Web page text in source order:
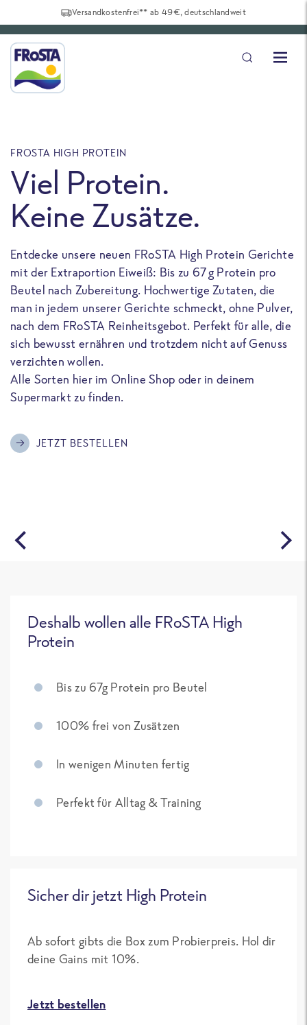
Versandkostenfrei** ab 49€, deutschlandweit
FROSTA HIGH PROTEIN
Viel Protein.
Keine Zusätze.
Entdecke unsere neuen FRoSTA High Protein Gerichte
mit der Extraportion Eiweiß: Bis zu 67 g Protein pro
Beutel nach Zubereitung. Hochwertige Zutaten, die
man in jedem unserer Gerichte schmeckt, ohne Pulver,
nach dem FRoSTA Reinheitsgebot. Perfekt für alle, die
sich bewusst ernähren und trotzdem nicht auf Genuss
verzichten wollen.
Alle Sorten hier im Online Shop oder in deinem
Supermarkt zu finden.
JETZT BESTELLEN
Deshalb wollen alle FRoSTA High
Protein
Bis zu 67g Protein pro Beutel
100% frei von Zusätzen
In wenigen Minuten fertig
Perfekt für Alltag & Training
Sicher dir jetzt High Protein
Ab sofort gibts die Box zum Probierpreis. Hol dir
deine Gains mit 10%.
Jetzt bestellen